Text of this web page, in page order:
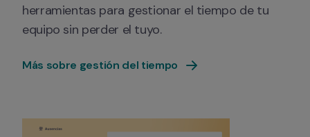
herramientas para gestionar el tiempo de tu
equipo sin perder el tuyo.
Más sobre gestión del tiempo